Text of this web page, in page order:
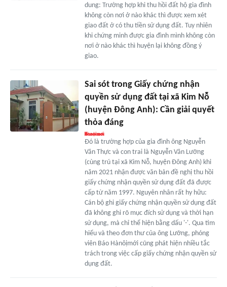
dung: Trường hợp khi thu hồi đất hộ gia đình
không còn nơi ở nào khác thì được xem xét
giao đất ở có thu tiền sử dụng đất. Tuy nhiên
khi chứng minh được gia đình mình không còn
nơi ở nào khác thì huyện lại không đồng ý
giao.
Sai sót trong Giấy chứng nhận
quyền sử dụng đất tại xã Kim Nỗ
(huyện Đông Anh): Cần giải quyết
thỏa đáng
Đó là trường hợp của gia đình ông Nguyễn
Văn Thực và con trai là Nguyễn Văn Lưỡng
(cùng trú tại xã Kim Nỗ, huyện Đông Anh) khi
năm 2021 nhận được văn bản đề nghị thu hồi
giấy chứng nhận quyền sử dụng đất đã được
cấp từ năm 1997. Nguyên nhân rất hy hữu:
Cán bộ ghi giấy chứng nhận quyền sử dụng đất
đã không ghi rõ mục đích sử dụng và thời hạn
sử dụng, mà chỉ thể hiện bằng dấu '-'. Qua tìm
hiểu và theo đơn thư của ông Lưỡng, phóng
viên Báo Hànôịmới cũng phát hiện nhiều tắc
trách trong việc cấp giấy chứng nhận quyền sử
dụng đất.